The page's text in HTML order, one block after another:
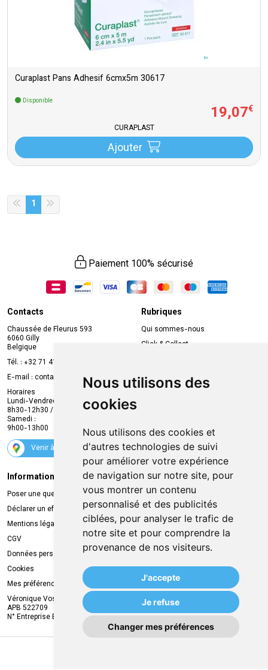
Nous utilisons des
cookies
Nous utilisons des cookies et
d'autres technologies de suivi
pour améliorer votre expérience
de navigation sur notre site, pour
vous montrer un contenu
personnalisé et des publicités
ciblées, pour analyser le trafic de
notre site et pour comprendre la
provenance de nos visiteurs.
J'accepte
Je refuse
Changer mes préférences
Curaplast Pans Adhesif 6cmx5m 30617
Disponible
19,07€
CURAPLAST
Ajouter
1
Paiement 100% sécurisé
Contacts
Chaussée de Fleurus 593
6060 Gilly
Belgique
Tél. : +32 71 41 32 10
E-mail : contact
mvapharma.be
Horaires
Lundi-Vendredi :
8h30-12h30 / 13h30-18h30
Samedi :
9h00-13h00
Venir à la pharmacie
Rubriques
Qui sommes-nous
Click & Collect
Compte professionnel
Envoi d’ordonnance
Suivez-nous
Informations légales
Poser une question
Déclarer un effet indésirable
Mentions légales
CGV
Données personnelles
Cookies
Mes préférences Cookies
Véronique Vos
APB 522709
N° Entreprise BE0749.944.612
Livraison
Retrait à la pharmacie
Livraison chez vous
Livraison dans un Point Relais